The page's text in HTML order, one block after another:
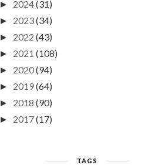
► 2024(31)
► 2023(34)
► 2022 (43)
► 2021 (108)
► 2020(94)
► 2019(64)
► 2018 (90)
► 2017(17)
TAGS